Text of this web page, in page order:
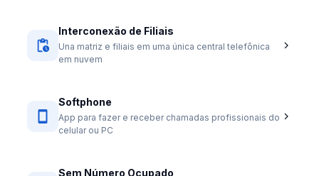
Interconexão de Filiais
Una matriz e filiais em uma única central telefônica
em nuvem
Softphone
App para fazer e receber chamadas profissionais do
celular ou PC
Sem Número Ocupado